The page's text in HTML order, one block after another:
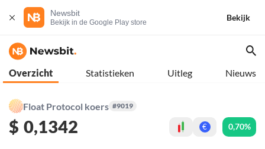
Newsbit
Bekijk in de Google Play store
Bekijk
Overzicht Statistieken Uitleg Nieuws
Float Protocol koers #9019
$ 0,1342 € 0,70%